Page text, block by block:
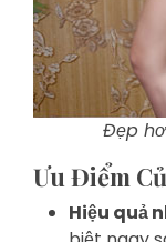
Đẹp
Ưu Điểm
Hiệu quả